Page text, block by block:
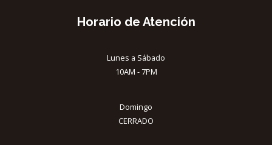
Horario de Atención
Lunes a Sábado
10AM - 7PM
Domingo
CERRADO